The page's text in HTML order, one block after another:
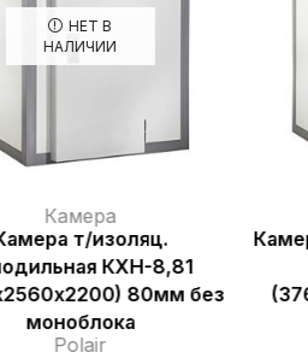
НЕТ В
НАЛИЧИИ
Камера
т/изоляц.
КХН-8,81
80мм без
моноблока
Polair